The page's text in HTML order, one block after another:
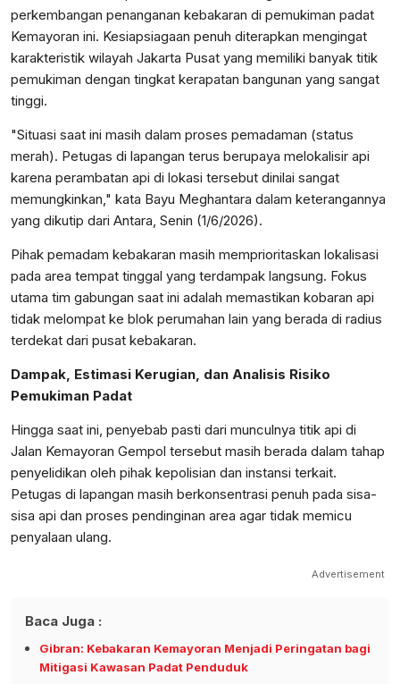
perkembangan penanganan kebakaran di pemukiman padat
Kemayoran ini. Kesiapsiagaan penuh diterapkan mengingat
karakteristik wilayah Jakarta Pusat yang memiliki banyak titik
pemukiman dengan tingkat kerapatan bangunan yang sangat
tinggi.
"Situasi saat ini masih dalam proses pemadaman (status
merah). Petugas di lapangan terus berupaya melokalisir api
karena perambatan api di lokasi tersebut dinilai sangat
memungkinkan," kata Bayu Meghantara dalam keterangannya
yang dikutip dari Antara, Senin (1/6/2026).
Pihak pemadam kebakaran masih memprioritaskan lokalisasi
pada area tempat tinggal yang terdampak langsung. Fokus
utama tim gabungan saat ini adalah memastikan kobaran api
tidak melompat ke blok perumahan lain yang berada di radius
terdekat dari pusat kebakaran.
Dampak, Estimasi Kerugian, dan Analisis Risiko
Pemukiman Padat
Hingga saat ini, penyebab pasti dari munculnya titik api di
Jalan Kemayoran Gempol tersebut masih berada dalam tahap
penyelidikan oleh pihak kepolisian dan instansi terkait.
Petugas di lapangan masih berkonsentrasi penuh pada sisa-
sisa api dan proses pendinginan area agar tidak memicu
penyalaan ulang.
Advertisement
Baca Juga :
Gibran: Kebakaran Kemayoran Menjadi Peringatan bagi
Mitigasi Kawasan Padat Penduduk